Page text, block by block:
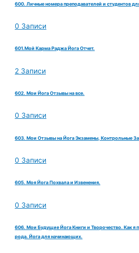
600. Личные номера преподавателей и студентов
0 Записи
601.Мой Карма Раджа Йога Отчет.
2 Записи
602. Мои Йога Отзывы на все.
0 Записи
603. Мои Отзывы на Йога Экзамены, Контрольные
0 Записи
605. Моя Йога Похвала и Извенения.
0 Записи
606. Мои Будущие Йога Книги и Творочество. Как я
рода. Йога для начинающих.